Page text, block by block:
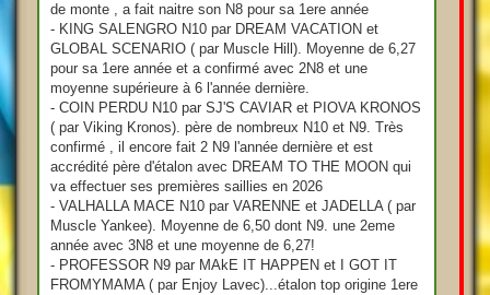
de monte , a fait naitre son N8 pour sa 1ere année
- KING SALENGRO N10 par DREAM VACATION et
GLOBAL SCENARIO ( par Muscle Hill). Moyenne de 6,27
pour sa 1ere année et a confirmé avec 2N8 et une
moyenne supérieure à 6 l'année dernière.
- COIN PERDU N10 par SJ'S CAVIAR et PIOVA KRONOS
( par Viking Kronos). père de nombreux N10 et N9. Très
confirmé , il encore fait 2 N9 l'année dernière et est
accrédité père d'étalon avec DREAM TO THE MOON qui
va effectuer ses premières saillies en 2026
- VALHALLA MACE N10 par VARENNE et JADELLA ( par
Muscle Yankee). Moyenne de 6,50 dont N9. une 2eme
année avec 3N8 et une moyenne de 6,27!
- PROFESSOR N9 par MAkE IT HAPPEN et I GOT IT
FROMYMAMA ( par Enjoy Lavec)...étalon top origine 1ere